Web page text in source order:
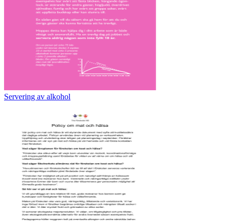
Servering av alkohol